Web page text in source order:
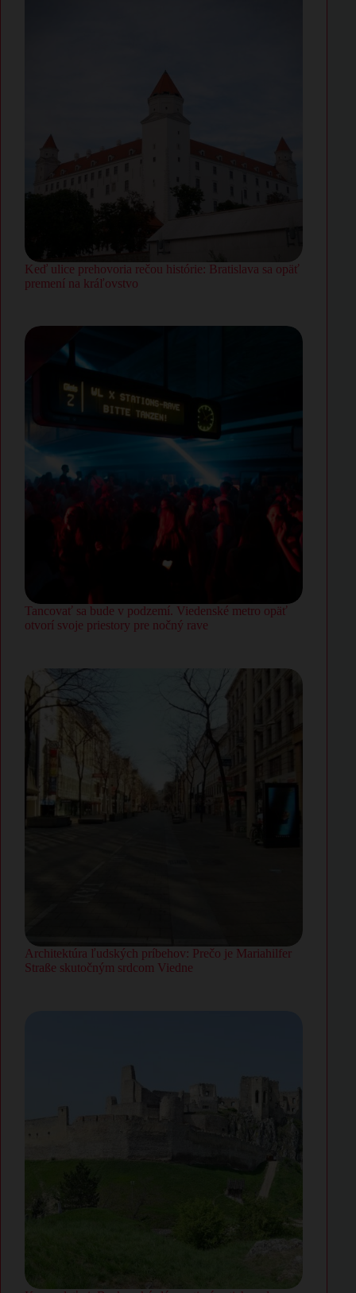
Keď ulice prehovoria rečou histórie: Bratislava sa opäť
premení na kráľovstvo
Tancovať sa bude v podzemí. Viedenské metro opäť
otvorí svoje priestory pre nočný rave
Architektúra ľudských príbehov: Prečo je Mariahilfer
Straße skutočným srdcom Viedne